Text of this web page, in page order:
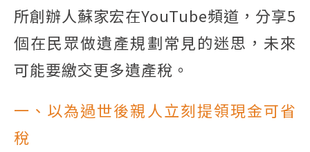
所創辦人蘇家宏在YouTube頻道，分享5
個在民眾做遺產規劃常見的迷思，未來
可能要繳交更多遺產稅。
一、以為過世後親人立刻提領現金可省
稅